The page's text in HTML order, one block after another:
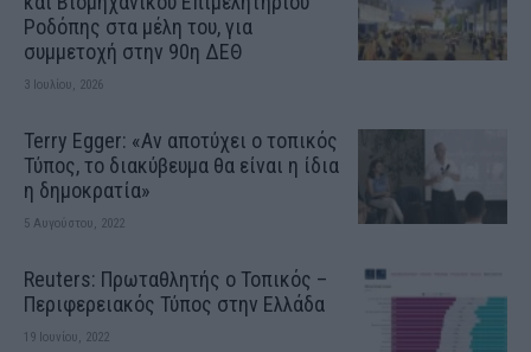
Ροδόπης στα μέλη του, για
συμμετοχή στην 90η ΔΕΘ
3 Ιουλίου, 2026
Terry Egger: «Αν αποτύχει ο τοπικός
Τύπος, το διακύβευμα θα είναι η ίδια
η δημοκρατία»
5 Αυγούστου, 2022
Reuters: Πρωταθλητής ο Τοπικός –
Περιφερειακός Τύπος στην Ελλάδα
19 Ιουνίου, 2022